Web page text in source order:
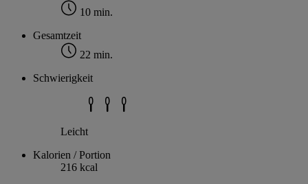
10 min.
Gesamtzeit
22 min.
Schwierigkeit
Leicht
Kalorien / Portion
216 kcal